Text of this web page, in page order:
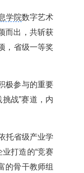
学院数字艺术
而出，共斩获
，省级一等奖
极参与的重要
挑战”赛道，内
托省级产业学
打造的“竞赛
的骨干教师组